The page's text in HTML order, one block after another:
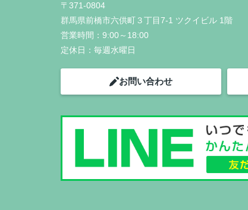
〒371-0804
群馬県前橋市六供町３丁目7-1 ツクイビル 1階
営業時間： 9:00～18:00
定休日： 毎週水曜日
お問い合わせ